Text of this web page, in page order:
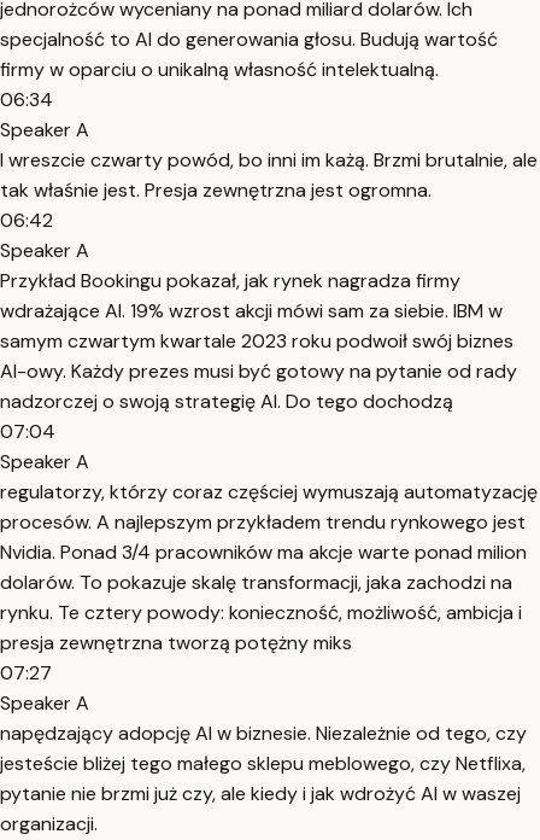
jednorożców wyceniany na ponad miliard dolarów. Ich
specjalność to AI do generowania głosu. Budują wartość
firmy w oparciu o unikalną własność intelektualną.
06:34
Speaker A
I wreszcie czwarty powód, bo inni im każą. Brzmi brutalnie, ale
tak właśnie jest. Presja zewnętrzna jest ogromna.
06:42
Speaker A
Przykład Bookingu pokazał, jak rynek nagradza firmy
wdrażające AI. 19% wzrost akcji mówi sam za siebie. IBM w
samym czwartym kwartale 2023 roku podwoił swój biznes
AI-owy. Każdy prezes musi być gotowy na pytanie od rady
nadzorczej o swoją strategię AI. Do tego dochodzą
07:04
Speaker A
regulatorzy, którzy coraz częściej wymuszają automatyzację
procesów. A najlepszym przykładem trendu rynkowego jest
Nvidia. Ponad 3/4 pracowników ma akcje warte ponad milion
dolarów. To pokazuje skalę transformacji, jaka zachodzi na
rynku. Te cztery powody: konieczność, możliwość, ambicja i
presja zewnętrzna tworzą potężny miks
07:27
Speaker A
napędzający adopcję AI w biznesie. Niezależnie od tego, czy
jesteście bliżej tego małego sklepu meblowego, czy Netflixa,
pytanie nie brzmi już czy, ale kiedy i jak wdrożyć AI w waszej
organizacji.